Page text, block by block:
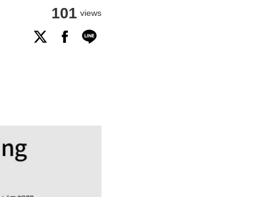
101 views